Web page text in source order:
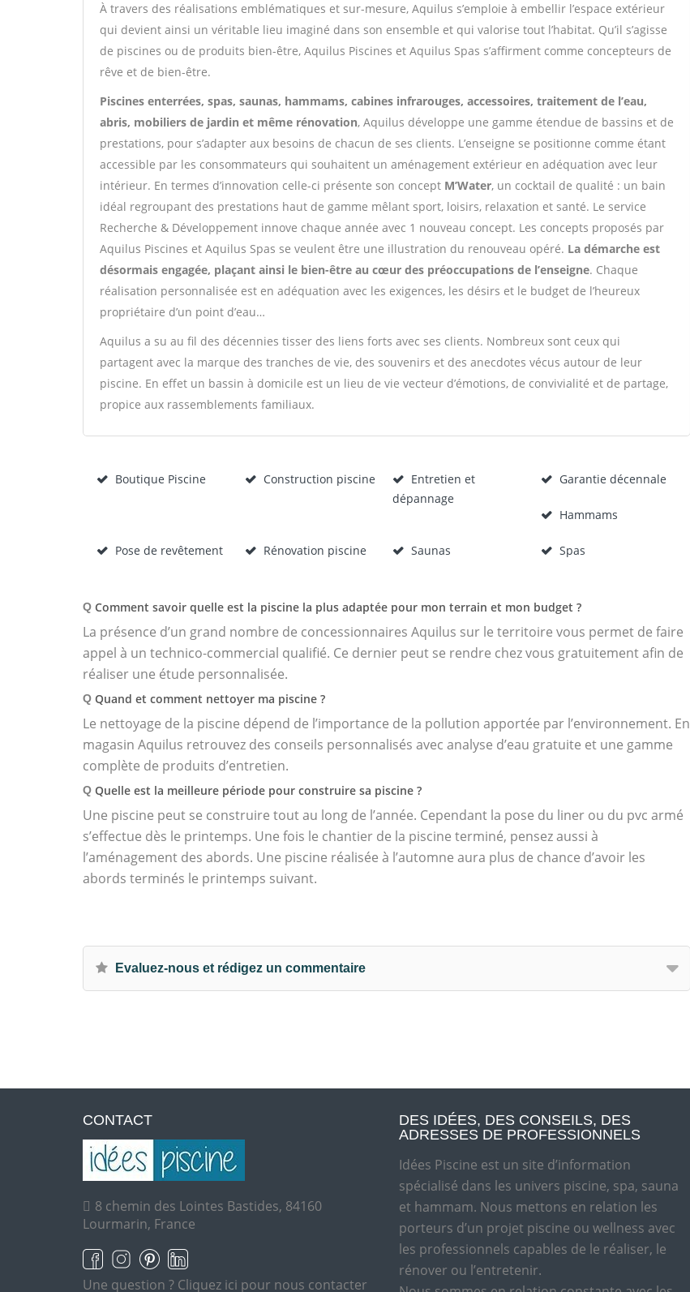
À travers des réalisations emblématiques et sur-mesure, Aquilus s’emploie à embellir l’espace extérieur
qui devient ainsi un véritable lieu imaginé dans son ensemble et qui valorise tout l’habitat. Qu’il s’agisse
de piscines ou de produits bien-être, Aquilus Piscines et Aquilus Spas s’affirment comme concepteurs de
rêve et de bien-être.
Piscines enterrées, spas, saunas, hammams, cabines infrarouges, accessoires, traitement de l’eau,
abris, mobiliers de jardin et même rénovation, Aquilus développe une gamme étendue de bassins et de
prestations, pour s’adapter aux besoins de chacun de ses clients. L’enseigne se positionne comme étant
accessible par les consommateurs qui souhaitent un aménagement extérieur en adéquation avec leur
intérieur. En termes d’innovation celle-ci présente son concept M’Water, un cocktail de qualité : un bain
idéal regroupant des prestations haut de gamme mêlant sport, loisirs, relaxation et santé. Le service
Recherche & Développement innove chaque année avec 1 nouveau concept. Les concepts proposés par
Aquilus Piscines et Aquilus Spas se veulent être une illustration du renouveau opéré. La démarche est
désormais engagée, plaçant ainsi le bien-être au cœur des préoccupations de l’enseigne. Chaque
réalisation personnalisée est en adéquation avec les exigences, les désirs et le budget de l’heureux
propriétaire d’un point d’eau…
Aquilus a su au fil des décennies tisser des liens forts avec ses clients. Nombreux sont ceux qui
partagent avec la marque des tranches de vie, des souvenirs et des anecdotes vécus autour de leur
piscine. En effet un bassin à domicile est un lieu de vie vecteur d’émotions, de convivialité et de partage,
propice aux rassemblements familiaux.
Boutique Piscine Construction piscine
Entretien et
dépannage
Garantie décennale
Hammams
Pose de revêtement Rénovation piscine Saunas Spas
Q Comment savoir quelle est la piscine la plus adaptée pour mon terrain et mon budget ?
La présence d’un grand nombre de concessionnaires Aquilus sur le territoire vous permet de faire
appel à un technico-commercial qualifié. Ce dernier peut se rendre chez vous gratuitement afin de
réaliser une étude personnalisée.
Q Quand et comment nettoyer ma piscine ?
Le nettoyage de la piscine dépend de l’importance de la pollution apportée par l’environnement. En
magasin Aquilus retrouvez des conseils personnalisés avec analyse d’eau gratuite et une gamme
complète de produits d’entretien.
Q Quelle est la meilleure période pour construire sa piscine ?
Une piscine peut se construire tout au long de l’année. Cependant la pose du liner ou du pvc armé
s’effectue dès le printemps. Une fois le chantier de la piscine terminé, pensez aussi à
l’aménagement des abords. Une piscine réalisée à l’automne aura plus de chance d’avoir les
abords terminés le printemps suivant.
Evaluez-nous et rédigez un commentaire
CONTACT
8 chemin des Lointes Bastides, 84160
Lourmarin, France
Une question ? Cliquez ici pour nous contacter
DES IDÉES, DES CONSEILS, DES
ADRESSES DE PROFESSIONNELS
Idées Piscine est un site d’information
spécialisé dans les univers piscine, spa, sauna
et hammam. Nous mettons en relation les
porteurs d’un projet piscine ou wellness avec
les professionnels capables de le réaliser, le
rénover ou l’entretenir.